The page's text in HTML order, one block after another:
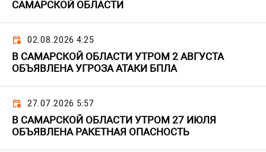
САМАРСКОЙ ОБЛАСТИ
02.08.2026 4:25
В САМАРСКОЙ ОБЛАСТИ УТРОМ 2 АВГУСТА
ОБЪЯВЛЕНА УГРОЗА АТАКИ БПЛА
27.07.2026 5:57
В САМАРСКОЙ ОБЛАСТИ УТРОМ 27 ИЮЛЯ
ОБЪЯВЛЕНА РАКЕТНАЯ ОПАСНОСТЬ